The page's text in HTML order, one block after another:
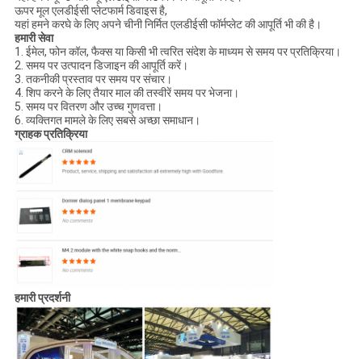
ऊपर मूल एलडीईसी प्लेटफार्म डिवाइस है,
यहां हमने करघे के लिए अपने चीनी निर्मित एलडीईसी फॉर्मप्लेट की आपूर्ति भी की है।
हमारी सेवा
1. ईमेल, फोन कॉल, फैक्स या किसी भी त्वरित संदेश के माध्यम से समय पर प्रतिक्रिया।
2. समय पर उत्पादन डिजाइन की आपूर्ति करें।
3. तकनीकी प्रस्ताव पर समय पर संचार।
4. शिप करने के लिए तैयार माल की तस्वीरें समय पर भेजना।
5. समय पर वितरण और उच्च गुणवत्ता।
6. व्यक्तिगत मामले के लिए सबसे अच्छा समाधान।
ग्राहक प्रतिक्रिया
हमारी प्रदर्शनी